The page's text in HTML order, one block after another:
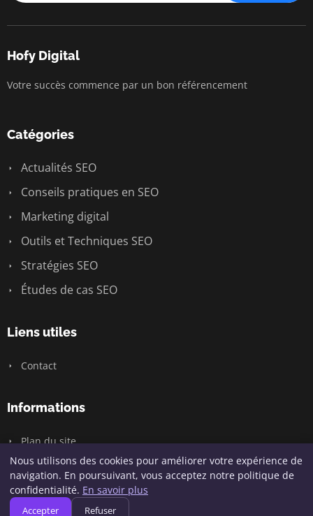
Hofy Digital
Votre succès commence par un bon référencement
Catégories
Actualités SEO
Conseils pratiques en SEO
Marketing digital
Outils et Techniques SEO
Stratégies SEO
Études de cas SEO
Liens utiles
Contact
Informations
Plan du site
© 2026 Hofy Digital. Tous droits réservés.
Nous utilisons des cookies pour améliorer votre expérience de
navigation. En poursuivant, vous acceptez notre politique de
confidentialité. En savoir plus
Accepter Refuser